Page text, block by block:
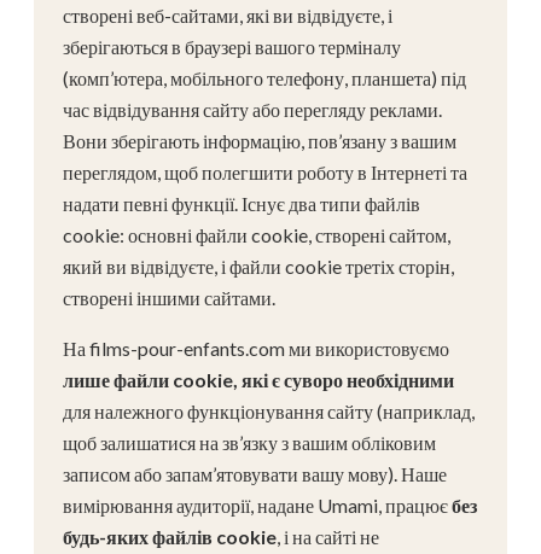
створені веб-сайтами, які ви відвідуєте, і
зберігаються в браузері вашого терміналу
(комп’ютера, мобільного телефону, планшета) під
час відвідування сайту або перегляду реклами.
Вони зберігають інформацію, пов’язану з вашим
переглядом, щоб полегшити роботу в Інтернеті та
надати певні функції. Існує два типи файлів
cookie: основні файли cookie, створені сайтом,
який ви відвідуєте, і файли cookie третіх сторін,
створені іншими сайтами.
На films-pour-enfants.com ми використовуємо
лише файли cookie, які є суворо необхідними
для належного функціонування сайту (наприклад,
щоб залишатися на зв’язку з вашим обліковим
записом або запам’ятовувати вашу мову). Наше
вимірювання аудиторії, надане Umami, працюєбез
будь-яких файлів cookie , і на сайті не